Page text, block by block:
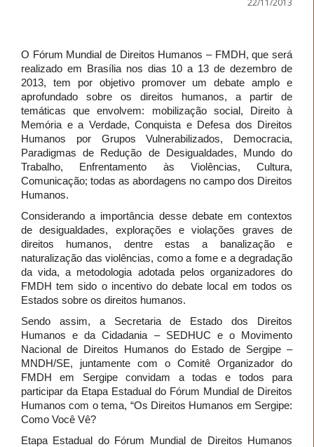
O Fórum Mundial de Direitos Humanos – FMDH, que será
realizado em Brasília nos dias 10 a 13 de dezembro de
2013, tem por objetivo promover um debate amplo e
aprofundado sobre os direitos humanos, a partir de
temáticas que envolvem: mobilização social, Direito à
Memória e a Verdade, Conquista e Defesa dos Direitos
Humanos por Grupos Vulnerabilizados, Democracia,
Paradigmas de Redução de Desigualdades, Mundo do
Trabalho, Enfrentamento às Violências, Cultura,
Comunicação; todas as abordagens no campo dos Direitos
Humanos.
Considerando a importância desse debate em contextos
de desigualdades, explorações e violações graves de
direitos humanos, dentre estas a banalização e
naturalização das violências, como a fome e a degradação
da vida, a metodologia adotada pelos organizadores do
FMDH tem sido o incentivo do debate local em todos os
Estados sobre os direitos humanos.
Sendo assim, a Secretaria de Estado dos Direitos
Humanos e da Cidadania – SEDHUC e o Movimento
Nacional de Direitos Humanos do Estado de Sergipe –
MNDH/SE, juntamente com o Comitê Organizador do
FMDH em Sergipe convidam a todas e todos para
participar da Etapa Estadual do Fórum Mundial de Direitos
Humanos com o tema, “Os Direitos Humanos em Sergipe:
Como Você Vê?
Etapa Estadual do Fórum Mundial de Direitos Humanos